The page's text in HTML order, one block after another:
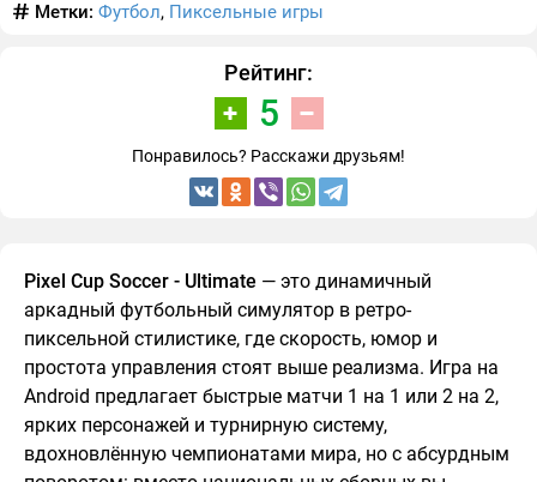
Метки: Футбол, Пиксельные игры
Рейтинг:
5
Понравилось? Расскажи друзьям!
Pixel Cup Soccer - Ultimate — это динамичный
аркадный футбольный симулятор в ретро-
пиксельной стилистике, где скорость, юмор и
простота управления стоят выше реализма. Игра на
Android предлагает быстрые матчи 1 на 1 или 2 на 2,
ярких персонажей и турнирную систему,
вдохновлённую чемпионатами мира, но с абсурдным